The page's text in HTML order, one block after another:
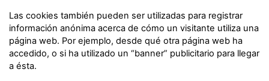
Las cookies también pueden ser utilizadas para registrar
información anónima acerca de cómo un visitante utiliza una
página web. Por ejemplo, desde qué otra página web ha
accedido, o si ha utilizado un “banner” publicitario para llegar
a ésta.